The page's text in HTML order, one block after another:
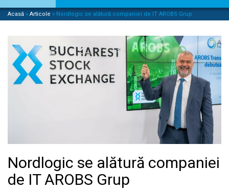
Acasă » Articole » Nordlogic se alătură companiei de IT AROBS Grup
Nordlogic se alătură companiei
de IT AROBS Grup